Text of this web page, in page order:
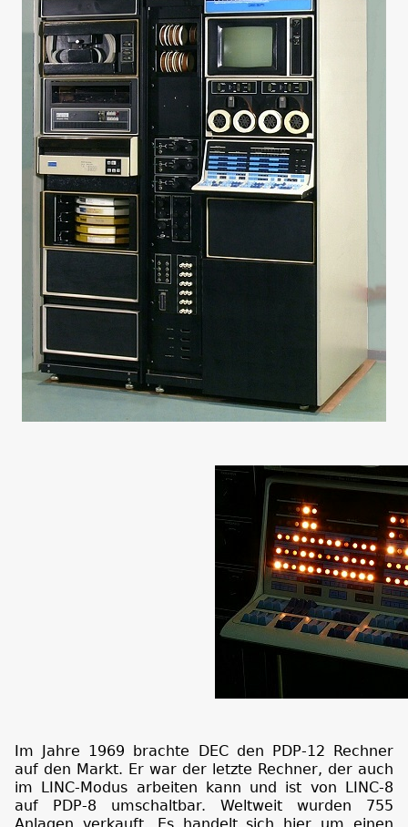
Im Jahre 1969 brachte DEC den PDP-12 Rechner
auf den Markt. Er war der letzte Rechner, der auch
im LINC-Modus arbeiten kann und ist von LINC-8
auf PDP-8 umschaltbar. Weltweit wurden 755